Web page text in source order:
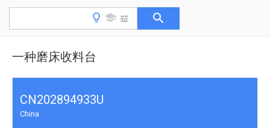
一种磨床收料台
CN202894933U
China